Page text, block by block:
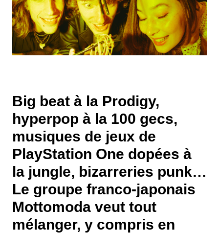
Big beat à la Prodigy,
hyperpop à la 100 gecs,
musiques de jeux de
PlayStation One dopées à
la jungle, bizarreries punk…
Le groupe franco-japonais
Mottomoda veut tout
mélanger, y compris en